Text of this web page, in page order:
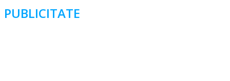
PUBLICITATE